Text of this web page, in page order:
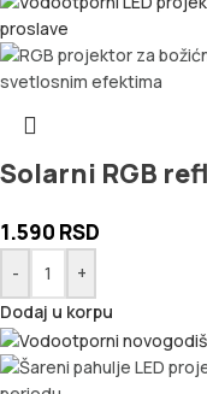
Solarni RGB
1.590 RSD
-
+
Dodaj u korpu